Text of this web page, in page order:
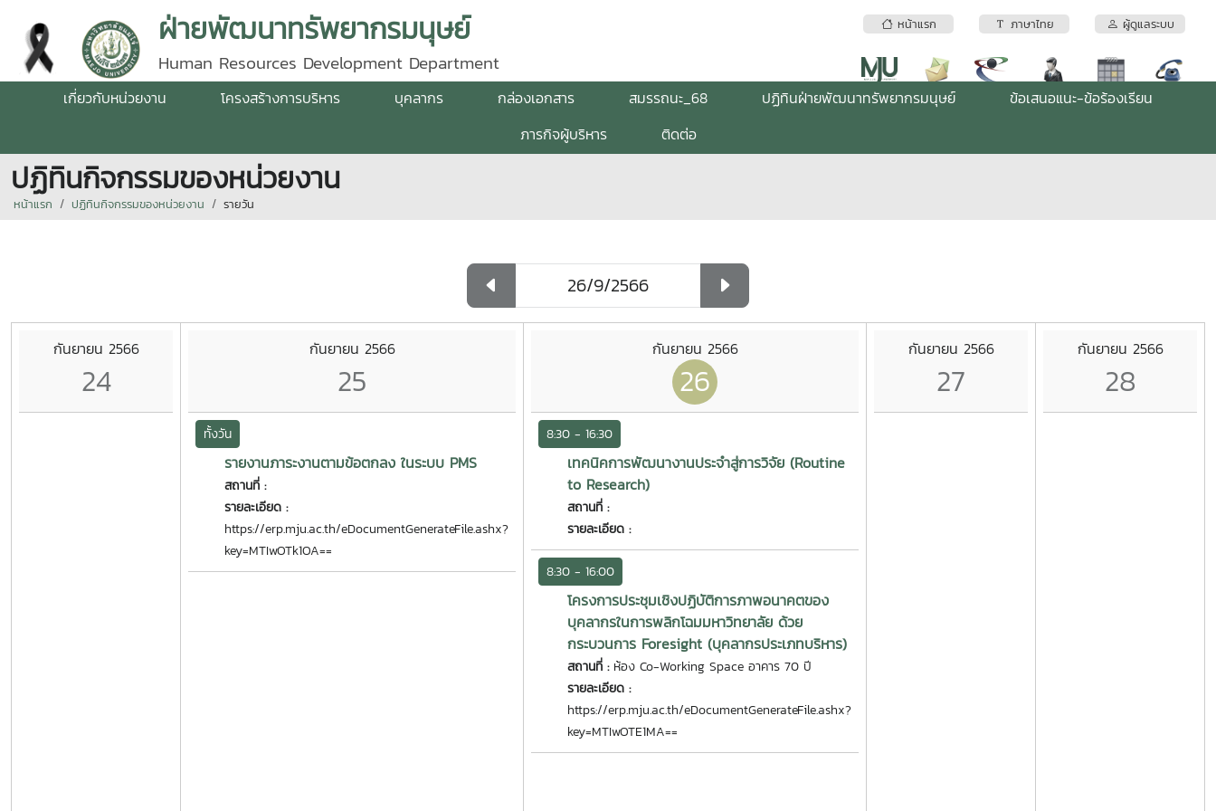
หน้าแรก ภาษาไทย ผู้ดูแลระบบ
ฝ่ายพัฒนาทรัพยากรมนุษย์
Human Resources Development Department
เกี่ยวกับหน่วยงาน โครงสร้างการบริหาร บุคลากร กล่องเอกสาร สมรรถนะ_68 ปฏิทินฝ่ายพัฒนาทรัพยากรมนุษย์
ข้อเสนอแนะ-ข้อร้องเรียน
ภารกิจผู้บริหาร
ติดต่อ
ปฏิทินกิจกรรมของหน่วยงาน
หน้าแรก ปฏิทินกิจกรรมของหน่วยงาน รายวัน
กันยายน 2566
24
กันยายน 2566
25
ทั้งวัน
รายงานภาระงานตามข้อตกลง ในระบบ PMS
สถานที่ :
รายละเอียด :
https://erp.mju.ac.th/eDocumentGenerateFile.ashx?
key=MTIwOTk1OA==
กันยายน 2566
26
8:30 - 16:30
เทคนิคการพัฒนางานประจำสู่การวิจัย (Routine
to Research)
สถานที่ :
รายละเอียด :
8:30 - 16:00
โครงการประชุมเชิงปฏิบัติการภาพอนาคตของ
บุคลากรในการพลิกโฉมมหาวิทยาลัย ด้วย
กระบวนการ Foresight (บุคลากรประเภทบริหาร)
สถานที่ : ห้อง Co-Working Space อาคาร 70 ปี
รายละเอียด :
https://erp.mju.ac.th/eDocumentGenerateFile.ashx?
key=MTIwOTE1MA==
กันยายน 2566
27
กันยายน 2566
28